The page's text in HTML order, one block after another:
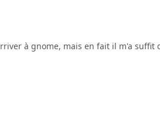
à gnome, mais en fait il m'a